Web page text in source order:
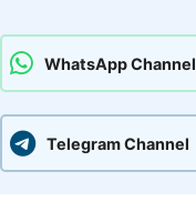
WhatsApp Channel
Telegram Channel